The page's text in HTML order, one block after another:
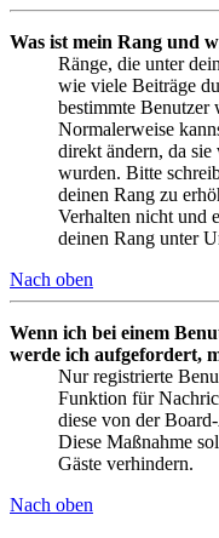
Was ist mein Rang und
Ränge, die unter
wie viele Beiträge
bestimmte Benutzer
Normalerweise
direkt ändern, da
wurden. Bitte
deinen Rang zu
Verhalten nicht und
deinen Rang unter
Nach oben
Wenn ich bei einem
werde ich aufgefordert,
Nur registrierte
Funktion für
diese von der
Diese Maßnahme
Gäste verhindern.
Nach oben